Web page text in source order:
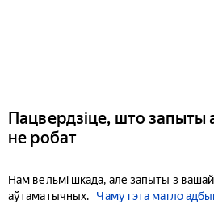
Пацвердзіце, што запыты
не робат
Нам вельмі шкада, але запыты з
аўтаматычных.
Чаму гэта магло